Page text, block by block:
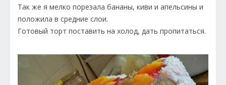
Так же я мелко порезала бананы, киви и апельсины и
положила в средние слои.
Готовый торт поставить на холод, дать пропитаться.